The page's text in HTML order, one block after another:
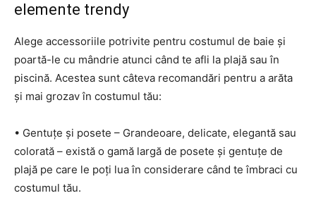
elemente trendy
Alege accessoriile potrivite pentru costumul de baie și
poartă-le cu mândrie atunci când te afli la plajă sau în
piscină. Acestea sunt câteva recomandări pentru a arăta
și mai grozav în costumul tău:
• Gentuțe și posete – Grandeoare, delicate, elegantă sau
colorată – există o gamă largă de posete și gentuțe de
plajă pe care le poți lua în considerare când te îmbraci cu
costumul tău.